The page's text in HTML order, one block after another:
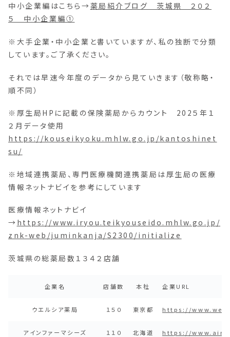
中小企業編はこちら→薬局紹介ブログ 茨城県 ２０２
５ 中小企業編①
※大手企業・中小企業と書いていますが、私の独断で分類
しています。ご了承ください。
それでは早速今年度のデータから見ていきます（敬称略・
順不同）
※厚生局HPに記載の保険薬局からカウント 202５年１
２月データ使用
https://kouseikyoku.mhlw.go.jp/kantoshinet
su/
※地域連携薬局、専門医療機関連携薬局は厚生局の医療
情報ネットナビイを参考にしています
医療情報ネットナビイ
→ https://www.iryou.teikyouseido.mhlw.go.jp/
znk-web/juminkanja/S2300/initialize
茨城県の総薬局数１３４２店舗
企業名 店舗数 本社 企業URL
ウエルシア薬局 １５０ 東京都 https://
アインファーマシーズ １１０ 北海道 https://